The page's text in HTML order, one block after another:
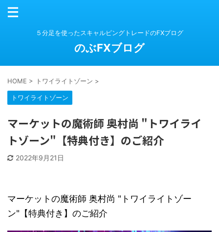
５分足を使ったスキャルピングトレードのFXブログ
のぶFXブログ
HOME > トワイライトゾーン >
トワイライトゾーン
マーケットの魔術師 奥村尚 "トワイライ
トゾーン"【特典付き】のご紹介
2022年9月21日
マーケットの魔術師 奥村尚 "トワイライトゾー
ン"【特典付き】のご紹介